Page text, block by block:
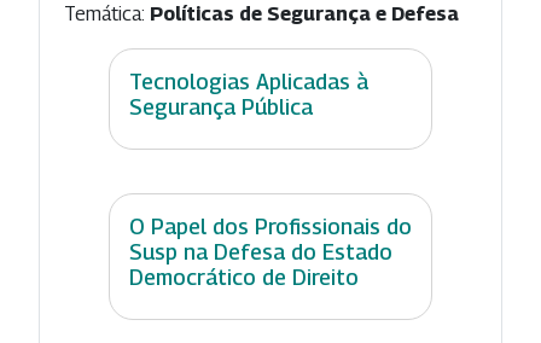
Temática: Políticas de Segurança e Defesa
Tecnologias Aplicadas à
Segurança Pública
O Papel dos Profissionais do
Susp na Defesa do Estado
Democrático de Direito